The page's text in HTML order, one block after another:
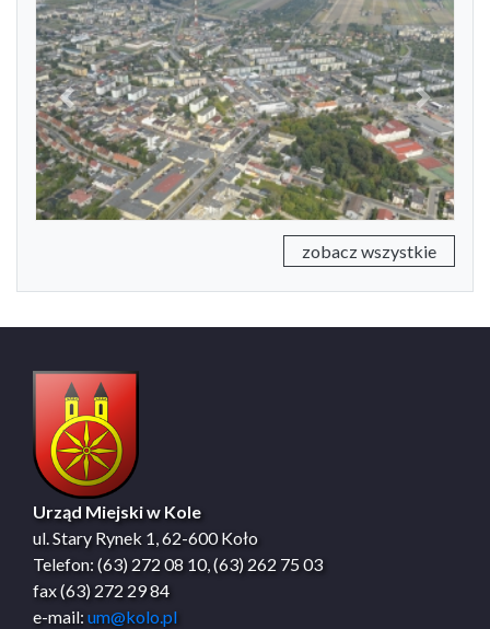
Previous Next
zobacz wszystkie
Urząd Miejski w Kole
ul. Stary Rynek 1, 62-600 Koło
Telefon: (63) 272 08 10, (63) 262 75 03
fax (63) 272 29 84
e-mail: um@kolo.pl